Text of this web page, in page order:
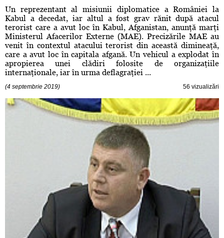
Un reprezentant al misiunii diplomatice a României la
Kabul a decedat, iar altul a fost grav rănit după atacul
terorist care a avut loc în Kabul, Afganistan, anunţă marţi
Ministerul Afacerilor Externe (MAE). Precizările MAE au
venit în contextul atacului terorist din această dimineaţă,
care a avut loc în capitala afgană. Un vehicul a explodat în
apropierea unei clădiri folosite de organizaţiile
internaţionale, iar în urma deflagraţiei ...
(4 septembrie 2019) 56 vizualizări